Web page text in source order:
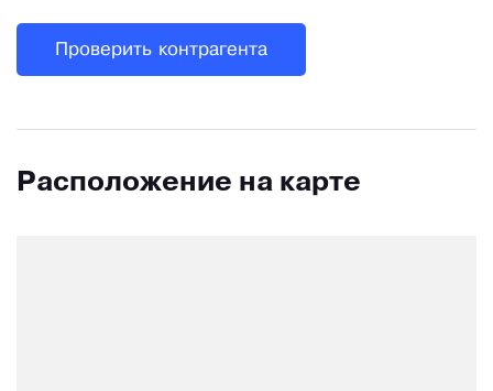
Проверить контрагента
Расположение на карте